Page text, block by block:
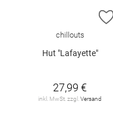
chillouts
Hut "Lafayette"
27,99 €
inkl. MwSt. zzgl. Versand